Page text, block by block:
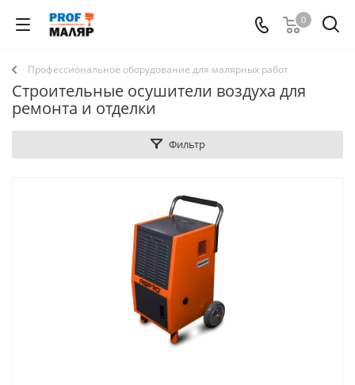
0
Профессиональное оборудование для малярных работ
Строительные осушители воздуха для
ремонта и отделки
Фильтр